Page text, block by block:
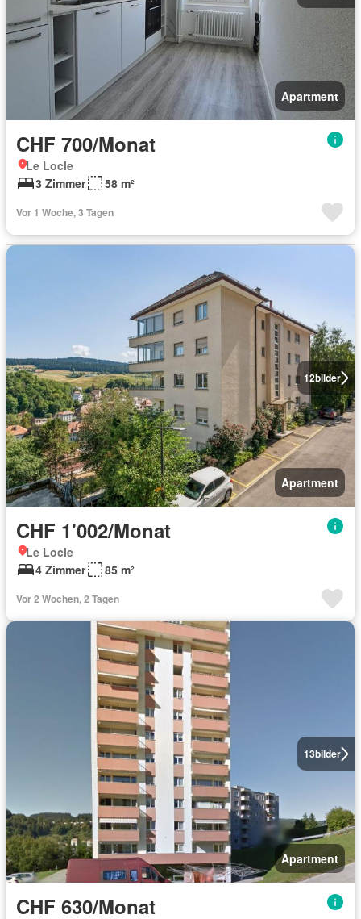
Apartment
CHF 700/Monat
Le Locle
3 Zimmer
58 m²
Vor 1 Woche, 3 Tagen
12bilder
Apartment
CHF 1'002/Monat
Le Locle
4 Zimmer
85 m²
Vor 2 Wochen, 2 Tagen
13bilder
Apartment
CHF 630/Monat